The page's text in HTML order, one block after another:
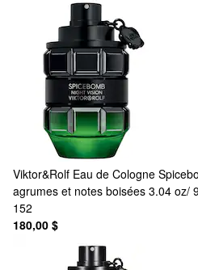
Viktor&Rolf Eau de Cologne
agrumes et notes boisées 3.04 oz/
152
180,00 $